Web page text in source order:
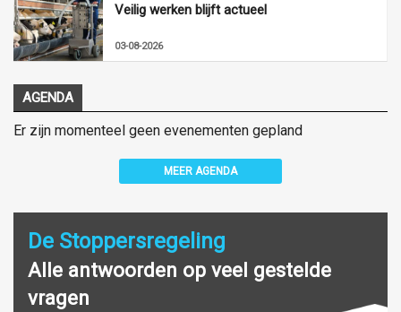
Veilig werken blijft actueel
03-08-2026
AGENDA
Er zijn momenteel geen evenementen gepland
MEER AGENDA
De Stoppersregeling
Alle antwoorden op veel gestelde
vragen